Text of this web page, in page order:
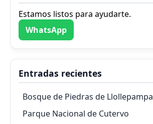
Estamos listos para ayudarte.
WhatsApp
Entradas recientes
Bosque de Piedras de Llollepampa
Parque Nacional de Cutervo